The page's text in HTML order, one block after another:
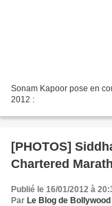
Sonam Kapoor pose en
2012 :
[PHOTOS]
Chartered
Publié le 16/01/2012 à
Par Le Blog de Bollywood